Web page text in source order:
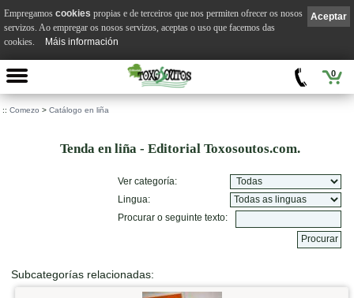
0
:: Comezo > Catálogo en liña
Tenda en liña - Editorial Toxosoutos.com.
Ver categoría:
Lingua:
Procurar o seguinte texto:
Subcategorías relacionadas:
Aceptar
Empregamos cookies propias e de terceiros que nos permiten ofrecer os nosos
servizos. Ao empregar os nosos servizos, aceptas o uso que facemos das
cookies.
Máis información